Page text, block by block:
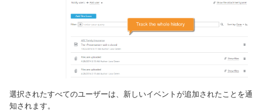
選択されたすべてのユーザーは、新しいイベントが追加されたことを通
知されます。